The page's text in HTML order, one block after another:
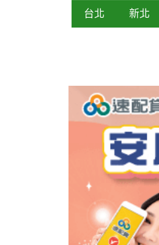
台北 新北